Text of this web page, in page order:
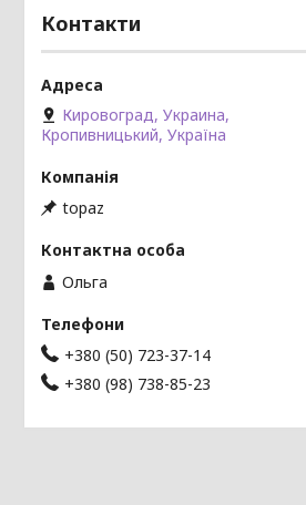
Контакти
Кировоград, Украина,
Кропивницький, Україна
topaz
Ольга
+380 (50) 723-37-14
+380 (98) 738-85-23